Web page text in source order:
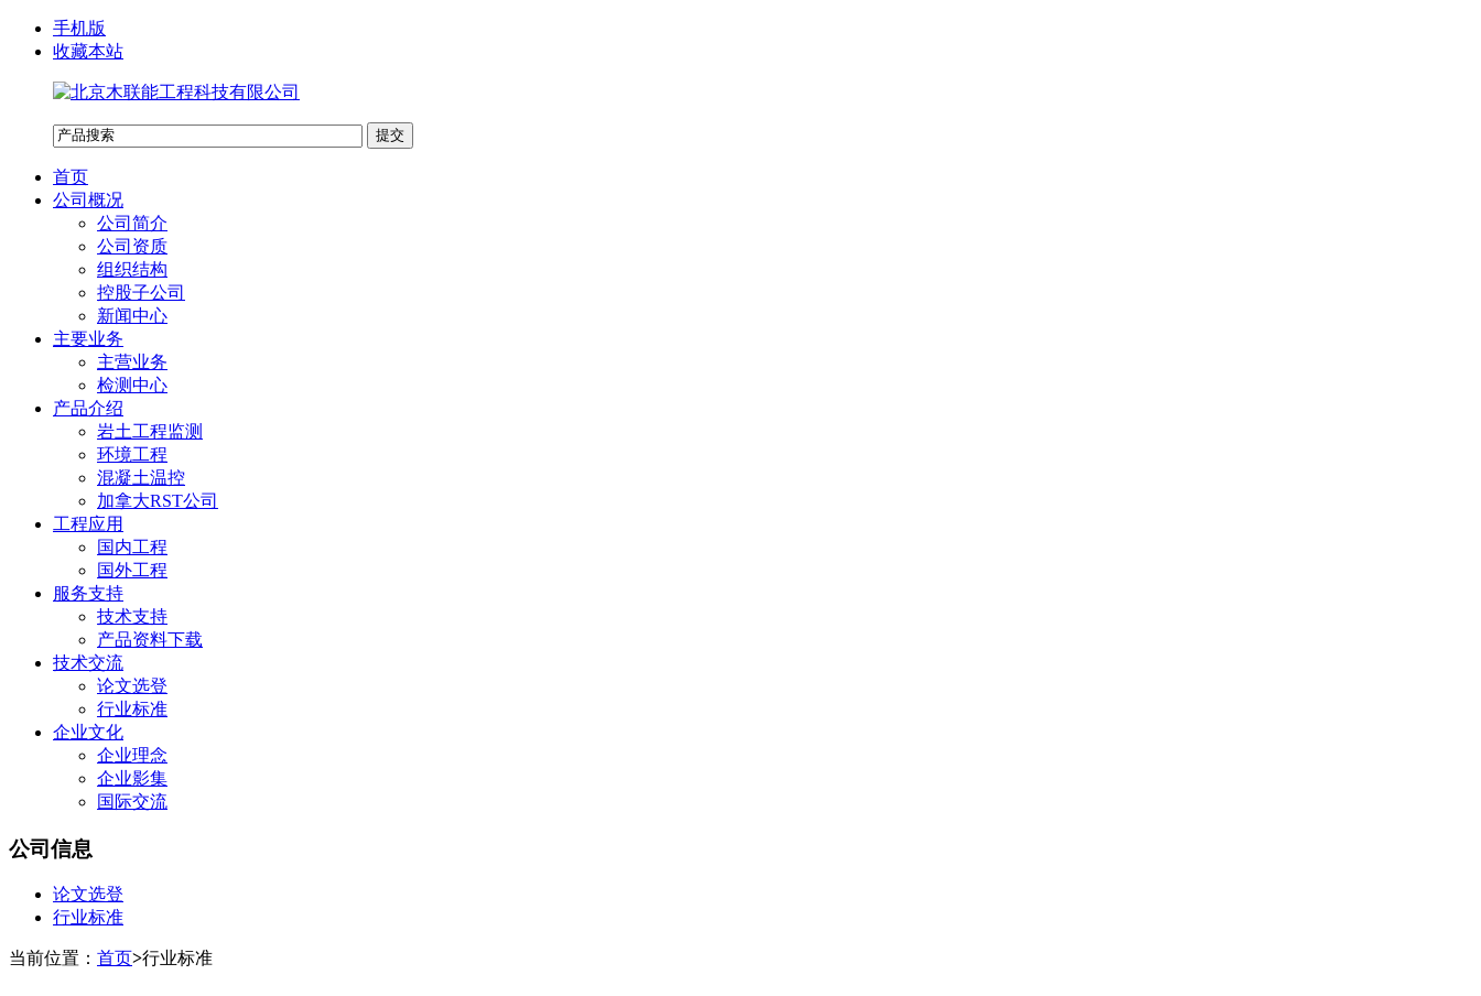
手机版
收藏本站
首页
公司概况
公司简介
公司资质
组织结构
控股子公司
新闻中心
主要业务
主营业务
检测中心
产品介绍
岩土工程监测
环境工程
混凝土温控
加拿大RST公司
工程应用
国内工程
国外工程
服务支持
技术支持
产品资料下载
技术交流
论文选登
行业标准
企业文化
企业理念
企业影集
国际交流
公司信息
论文选登
行业标准
当前位置： 首页>行业标准